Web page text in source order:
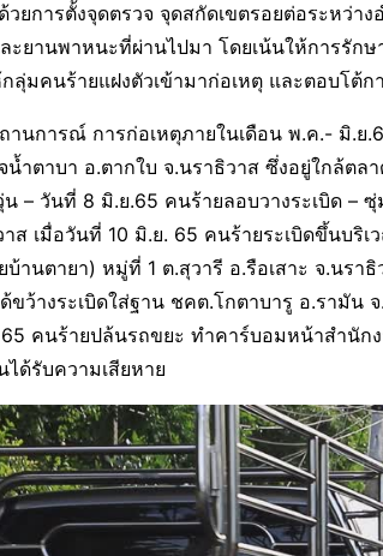
ยการตั้งจุดตรวจ จุดสกัดเขตรอยต่อระหว่า
ะยานพาหนะที่ผ่านไปมา โดยเน้นให้การรั
ลุ่มคนร้ายแฝงตัวเข้ามาก่อเหตุ และตอบโต้ก
นการณ์ การก่อเหตุภายในเดือน พ.ค.- มิ.ย
น้ำตาบา อ.ตากใบ จ.นราธิวาส ซึ่งอยู่ใกล้ต
– วันที่ 8 มิ.ย.65 คนร้ายลอบวางระเบิด –
าส เมื่อวันที่ 10 มิ.ย. 65 คนร้ายระเบิดขึ้นบริ
บ้านตายา) หมู่ที่ 1 ต.สุวารี อ.รือเสาะ จ.นรา
ขว้างระเบิดใส่ฐาน ชคต.โกตาบารู อ.รามัน
คนร้ายปล้นรถขยะ ทำคาร์บอมหน้าสำนัก
ได้รับความเสียหาย